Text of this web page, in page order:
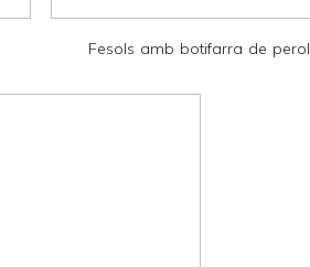
Fesols amb botifarra de perol